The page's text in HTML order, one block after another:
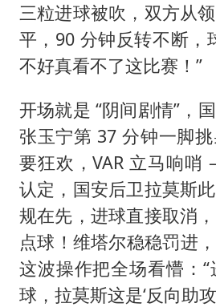
必胜客，
习近平心
三粒进球被吹，双方从
平，90 分钟反转不断，
不好真看不了这比赛！”
开场就是 “阴间剧情”，
张玉宁第 37 分钟一脚
要狂欢，VAR 立马响
认定，国安后卫拉莫斯
规在先，进球直接取消
点球！维塔尔稳稳罚进
这波操作把全场看懵：
球，拉莫斯这是‘反向助